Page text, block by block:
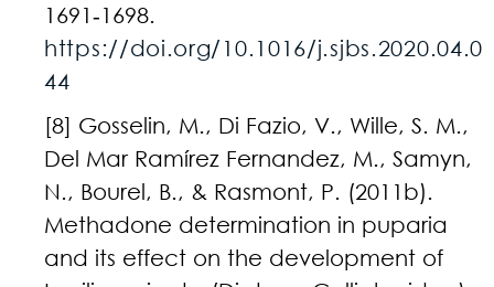
1691‑1698.
https://doi.org/10.1016/j.sjbs.2020.04.0
44
[8] Gosselin, M., Di Fazio, V., Wille, S. M.,
Del Mar Ramírez Fernandez, M., Samyn,
N., Bourel, B., & Rasmont, P. (2011b).
Methadone determination in puparia
and its effect on the development of